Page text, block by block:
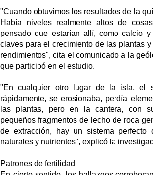
"Cuando obtuvimos los resultados de la
Había niveles realmente altos de
pensado que estarían allí, como calcio
claves para el crecimiento de las plantas
rendimientos", cita el comunicado a la
que participó en el estudio.
"En cualquier otro lugar de la isla, el
rápidamente, se erosionaba, perdía
las plantas, pero en la cantera, con
pequeños fragmentos de lecho de roca
de extracción, hay un sistema perfecto
naturales y nutrientes", explicó la
Patrones de fertilidad